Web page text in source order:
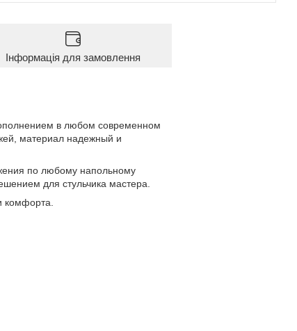
Інформація для замовлення
в любом современном
материал надежный и
по любому напольному
для стульчика мастера.
комфорта.